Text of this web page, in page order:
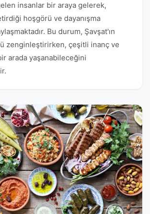
insanlar bir araya gelerek,
hoşgörü ve dayanışma
Bu durum, Şavşat'ın
zenginleştirirken, çeşitli inanç ve
arada yaşanabileceğini